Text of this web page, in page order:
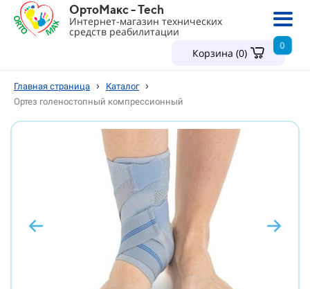
ОртоМакс - Tech
Интернет-магазин технических
средств реабилитации
Корзина (0)
0
Главная страница › Каталог ›
Ортез голеностопный компрессионный